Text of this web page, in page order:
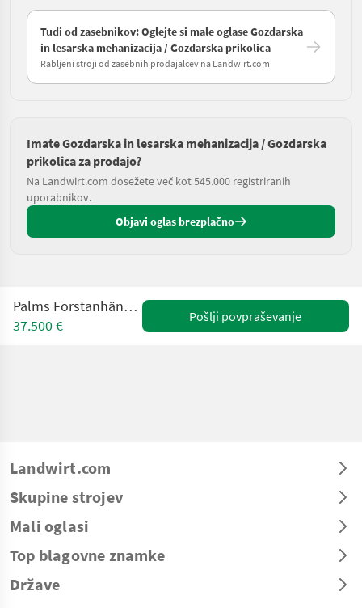
Tudi od zasebnikov: Oglejte si male oglase Gozdarska
in lesarska mehanizacija / Gozdarska prikolica
Rabljeni stroji od zasebnih prodajalcev na Landwirt.com
Imate Gozdarska in lesarska mehanizacija / Gozdarska
prikolica za prodajo?
Na Landwirt.com dosežete več kot 545.000 registriranih
uporabnikov.
Objavi oglas brezplačno
Palms Forstanhänger H 10 D / K5.75
37.500 €
Pošlji povpraševanje
Landwirt.com
Skupine strojev
Mali oglasi
Top blagovne znamke
Države